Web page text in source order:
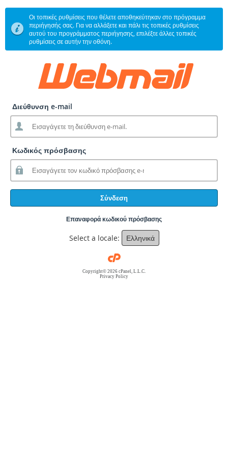
Οι τοπικές ρυθμίσεις που θέλετε αποθηκεύτηκαν στο πρόγραμμα
περιήγησής σας. Για να αλλάξετε και πάλι τις τοπικές ρυθμίσεις
αυτού του προγράμματος περιήγησης, επιλέξτε άλλες τοπικές
ρυθμίσεις σε αυτήν την οθόνη.
Διεύθυνση e-mail
Κωδικός πρόσβασης
Σύνδεση
Επαναφορά κωδικού πρόσβασης
Select a locale: Ελληνικά
Copyright© 2026 cPanel, L.L.C.
Privacy Policy